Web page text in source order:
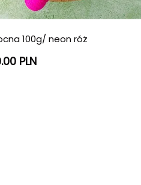
100g/ neon róż
PLN